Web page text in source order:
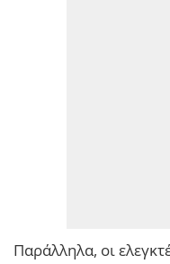
Παράλληλα, οι